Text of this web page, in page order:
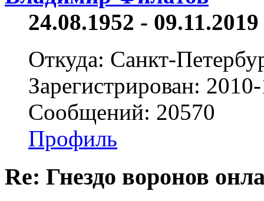
24.08.1952 -
Откуда: Санкт-
Зарегистрирован:
Сообщений: 20570
Профиль
Re: Гнездо воронов